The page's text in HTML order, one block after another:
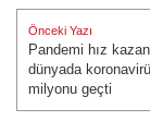
Yazı
gezinmesi
Önceki Yazı
Önceki Yazı:
Pandemi hız
dünyada
milyonu geçti